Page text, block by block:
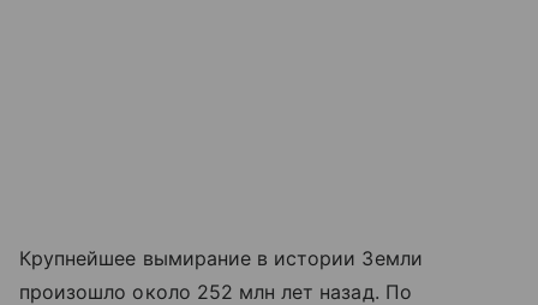
Крупнейшее вымирание в истории Земли
произошло около 252 млн лет назад. По